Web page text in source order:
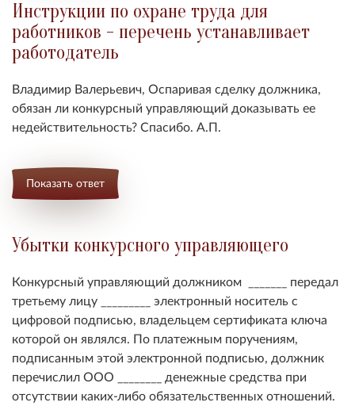
Инструкции по охране труда для
работников - перечень устанавливает
работодатель
Владимир Валерьевич, Оспаривая сделку должника,
обязан ли конкурсный управляющий доказывать ее
недействительность? Спасибо. А.П.
Показать ответ
Убытки конкурсного управляющего
Конкурсный управляющий должником _______ передал
третьему лицу _________ электронный носитель с
цифровой подписью, владельцем сертификата ключа
которой он являлся. По платежным поручениям,
подписанным этой электронной подписью, должник
перечислил ООО ________ денежные средства при
отсутствии каких-либо обязательственных отношений.